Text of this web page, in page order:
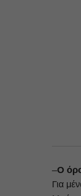
–Ο
Για